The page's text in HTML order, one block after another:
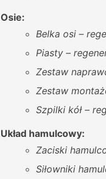
Osie:
Belka osi –
Piasty –
Zestaw
Zestaw
Szpilki kół –
Układ hamulcowy:
Zaciski
Siłowniki